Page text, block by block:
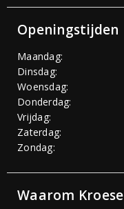
Openingstijden
Maandag:
Dinsdag:
Woensdag:
Donderdag:
Vrijdag:
Zaterdag:
Zondag:
Waarom Kroese